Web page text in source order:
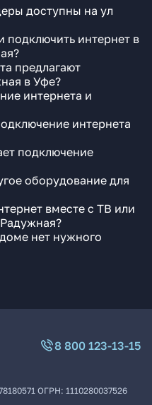
доступны на ул
интернет в
предлагают
в Уфе?
интернета и
интернета
подключение
оборудование для
вместе с ТВ или
нет нужного
8 800 123-13-15
ОГРН: 1110280037526